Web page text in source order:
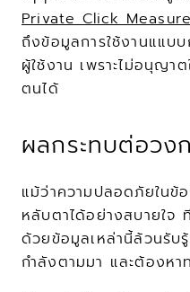
Private Click
ถึงข้อมูลการใช้งานแแบ
ผู้ใช้งาน เพราะไม่อนุญา
ตนได้
ผลกระทบต่อวง
แม้ว่าความปลอดภัยในข้
หลับตาได้อย่างสบายใจ
ด้วยข้อมูลเหล่านี้ล้วนรับ
กำลังตามมา และต้องห